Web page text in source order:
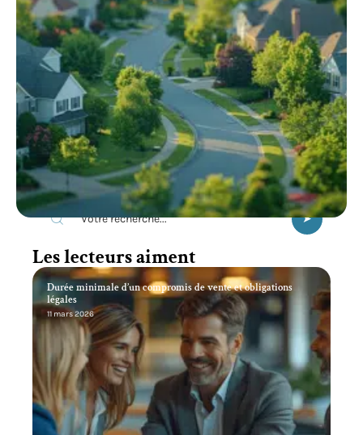
Recherche
Les lecteurs aiment
Durée minimale d’un compromis de vente et obligations
légales
11 mars 2026